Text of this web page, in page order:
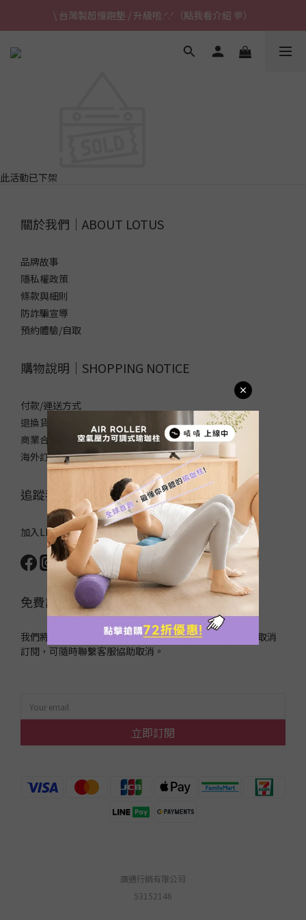
\ 台灣製超慢跑墊 / 升級啦.ᐟ.ᐟ（點我看介紹 💬）
\ 台灣製超慢跑墊 / 升級啦.ᐟ.ᐟ（點我看介紹 💬）
✈ 港澳免運｜滿HK$1,239免運 (指定商品)
此活動已下架
關於我們｜ABOUT LOTUS
品牌故事
隱私權政策
條款與細則
防詐騙宣導
預約體驗/自取
購物說明｜SHOPPING NOTICE
付款/運送方式
退換貨政策
商業合作/企業採購
海外訂購須知/常見問題
追蹤我們｜FOLLOW US
加入LINE官方帳號，領取50元優惠碼！
免費訂閱電子報
我們將不定時發送專屬優惠，只需提供Email，如果您想取消
訂閱，可隨時聯繫客服協助取消。
立即訂閱
廣通行銷有限公司
53152146